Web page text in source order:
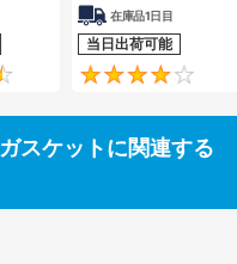
4.6
在庫品1日目
当日出荷可能
スケットに関連する